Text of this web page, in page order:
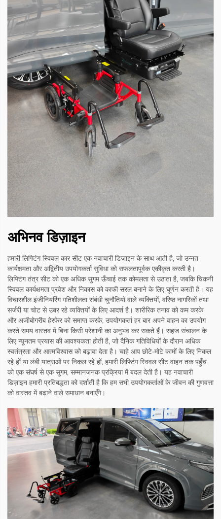
अभिनव डिज़ाइन
हमारी लिफ्टिंग स्विवल कार सीट एक नवाचारी डिज़ाइन के साथ आती है, जो उन्नत
कार्यक्षमता और अद्वितीय उपयोगकर्ता सुविधा को सफलतापूर्वक एकीकृत करती है।
लिफ्टिंग तंत्र सीट को एक अधिक सुगम ऊँचाई तक कोमलता से उठाता है, जबकि चिकनी
स्विवल कार्यक्षमता प्रवेश और निकास को काफी सरल बनाने के लिए घूर्णन करती है। यह
विचारशील इंजीनियरिंग गतिशीलता संबंधी चुनौतियों वाले व्यक्तियों, वरिष्ठ नागरिकों तथा
सर्जरी या चोट से उबर रहे व्यक्तियों के लिए आदर्श है। शारीरिक तनाव को कम करके
और अजीबोगरीब हेरफेर को समाप्त करके, उपयोगकर्ता हर बार अपने वाहन का उपयोग
करते समय वास्तव में बिना किसी परेशानी का अनुभव कर सकते हैं। सहज संचालन के
लिए न्यूनतम प्रयास की आवश्यकता होती है, जो दैनिक गतिविधियों के दौरान अधिक
स्वतंत्रता और आत्मविश्वास को बढ़ावा देता है। चाहे आप छोटे-मोटे कामों के लिए निकल
रहे हों या लंबी यात्राओं पर निकल रहे हों, हमारी लिफ्टिंग स्विवल सीट वाहन तक पहुँच
को एक संघर्ष से एक सुगम, सम्मानजनक प्रक्रिया में बदल देती है। यह नवाचारी
डिज़ाइन हमारी प्रतिबद्धता को दर्शाती है कि हम सभी उपयोगकर्ताओं के जीवन की गुणवत्ता
को वास्तव में बढ़ाने वाले समाधान बनाएँगे।